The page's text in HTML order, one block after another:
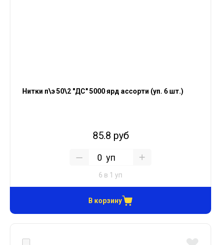
Нитки п\э 50\2 "ДС" 5000 ярд ассорти (уп. 6 шт.)
85.8 руб
уп
6 в 1 уп
В корзину